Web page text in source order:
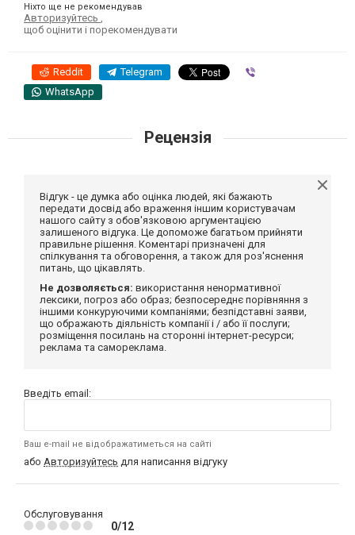
Ніхто ще не рекомендував
Авторизуйтесь
щоб оцінити і порекомендувати
Reddit Telegram
WhatsApp
Рецензія
Відгук - це думка або оцінка людей, які бажають
передати досвід або враження іншим користувачам
нашого сайту з обов'язковою аргументацією
залишеного відгука. Це допоможе багатьом прийняти
правильне рішення. Коментарі призначені для
спілкування та обговорення, а також для роз'яснення
питань, що цікавлять.
Не дозволяється: використання ненормативної
лексики, погроз або образ; безпосереднє порівняння з
іншими конкуруючими компаніями; безпідставні заяви,
що ображають діяльність компанії і / або її послуги;
розміщення посилань на сторонні інтернет-ресурси;
реклама та самореклама.
Введіть email:
Ваш e-mail не відображатиметься на сайті
або Авторизуйтесь для написання відгуку
Обслуговування
0/12